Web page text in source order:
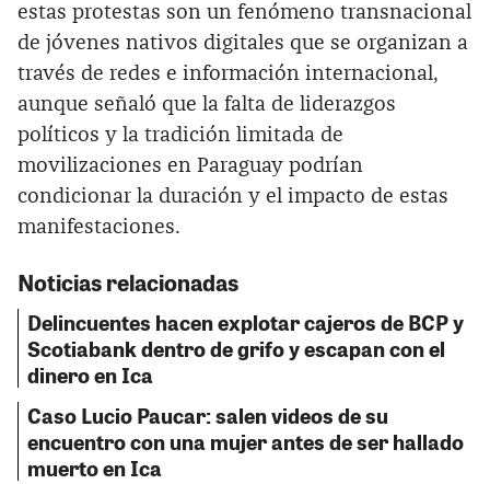
estas protestas son un fenómeno transnacional
de jóvenes nativos digitales que se organizan a
través de redes e información internacional,
aunque señaló que la falta de liderazgos
políticos y la tradición limitada de
movilizaciones en Paraguay podrían
condicionar la duración y el impacto de estas
manifestaciones.
Noticias relacionadas
Delincuentes hacen explotar cajeros de BCP y
Scotiabank dentro de grifo y escapan con el
dinero en Ica
Caso Lucio Paucar: salen videos de su
encuentro con una mujer antes de ser hallado
muerto en Ica